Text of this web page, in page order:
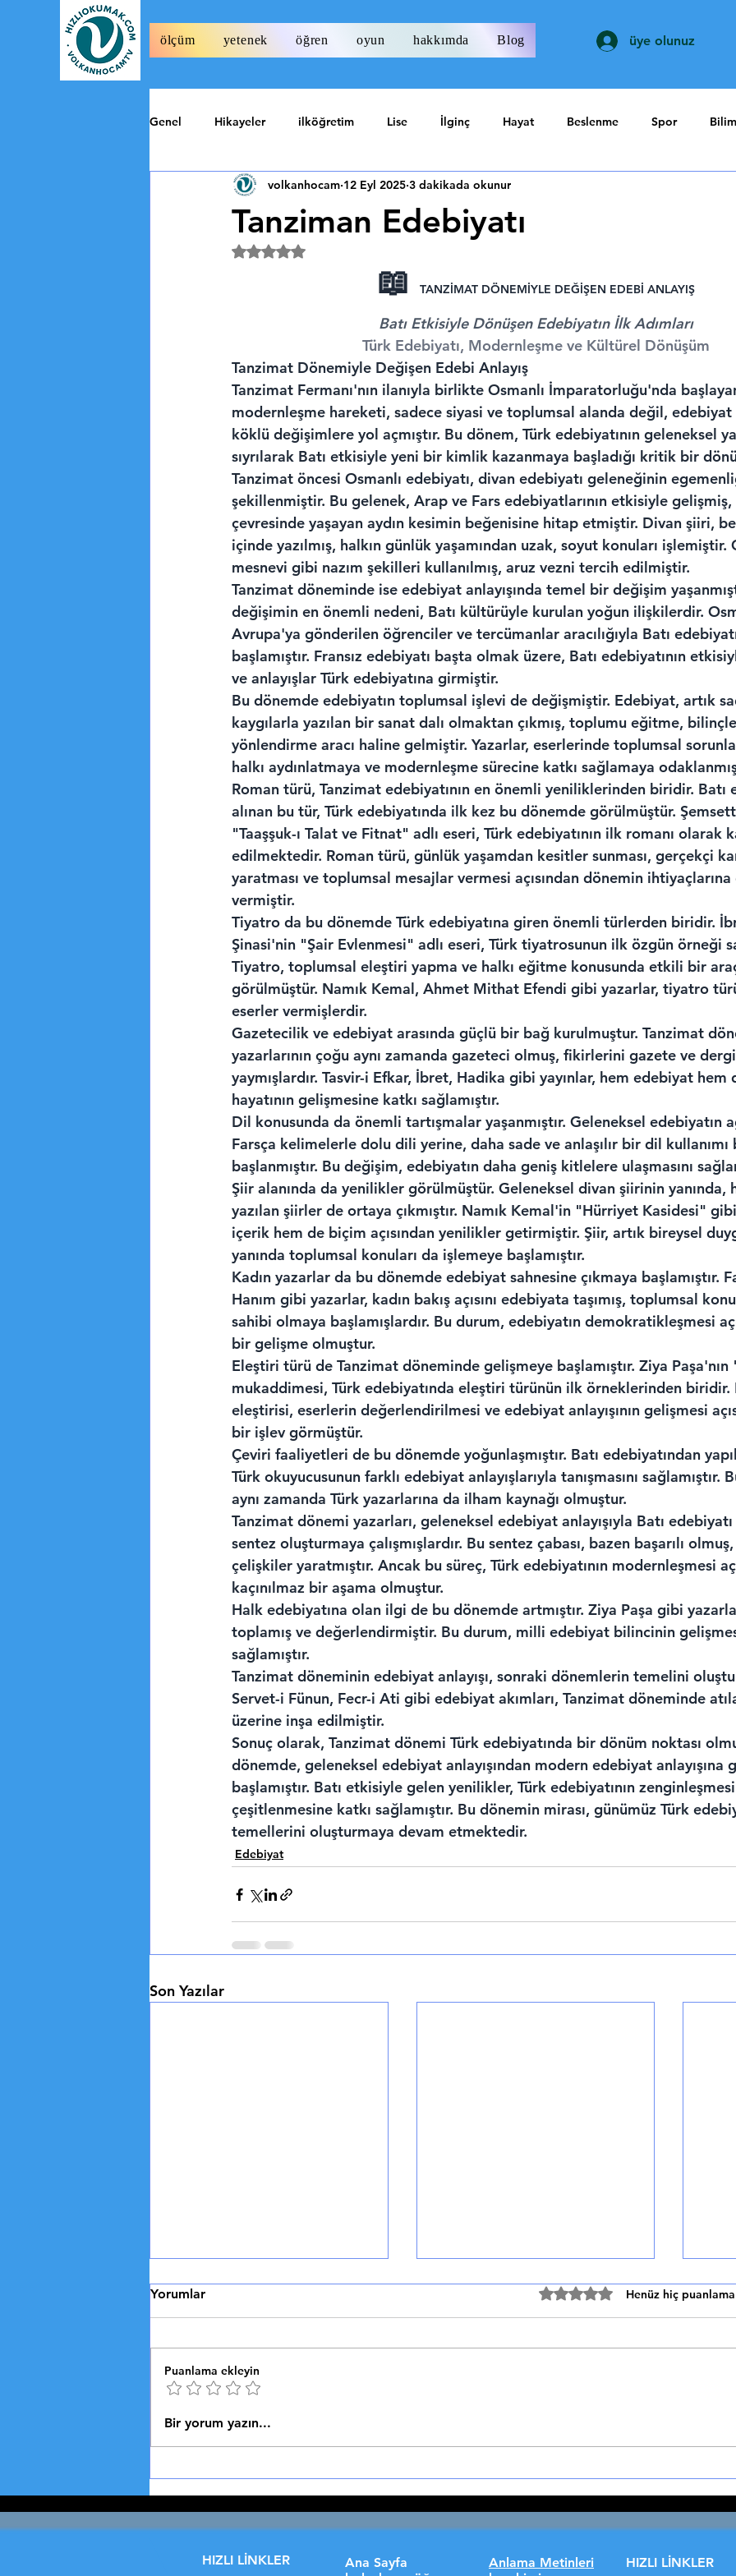
ölçüm yetenek öğren oyun hakkımda Blog üye olunuz
Genel Hikayeler ilköğretim Lise İlginç Hayat Beslenme Spor Bilim
Özel
Tanziman Edebiyatı
volkanhocam 12 Eyl 2025 3 dakikada okunur
5 üzerinden NaN yıldız
📖 TANZİMAT DÖNEMİYLE DEĞİŞEN EDEBİ ANLAYIŞ
Batı Etkisiyle Dönüşen Edebiyatın İlk Adımları
Türk Edebiyatı, Modernleşme ve Kültürel Dönüşüm
Tanzimat Dönemiyle Değişen Edebi Anlayış
Tanzimat Fermanı'nın ilanıyla birlikte Osmanlı İmparatorluğu'nda
modernleşme hareketi, sadece siyasi ve toplumsal alanda değil, edebiyat
köklü değişimlere yol açmıştır. Bu dönem, Türk edebiyatının geleneksel
sıyrılarak Batı etkisiyle yeni bir kimlik kazanmaya başladığı kritik bir
Tanzimat öncesi Osmanlı edebiyatı, divan edebiyatı geleneğinin
şekillenmiştir. Bu gelenek, Arap ve Fars edebiyatlarının etkisiyle gelişmiş,
çevresinde yaşayan aydın kesimin beğenisine hitap etmiştir. Divan şiiri,
içinde yazılmış, halkın günlük yaşamından uzak, soyut konuları işlemiştir.
mesnevi gibi nazım şekilleri kullanılmış, aruz vezni tercih edilmiştir.
Tanzimat döneminde ise edebiyat anlayışında temel bir değişim
değişimin en önemli nedeni, Batı kültürüyle kurulan yoğun ilişkilerdir.
Avrupa'ya gönderilen öğrenciler ve tercümanlar aracılığıyla Batı
başlamıştır. Fransız edebiyatı başta olmak üzere, Batı edebiyatının
ve anlayışlar Türk edebiyatına girmiştir.
Bu dönemde edebiyatın toplumsal işlevi de değişmiştir. Edebiyat, artık
kaygılarla yazılan bir sanat dalı olmaktan çıkmış, toplumu eğitme,
yönlendirme aracı haline gelmiştir. Yazarlar, eserlerinde toplumsal
halkı aydınlatmaya ve modernleşme sürecine katkı sağlamaya
Roman türü, Tanzimat edebiyatının en önemli yeniliklerinden biridir. Batı
alınan bu tür, Türk edebiyatında ilk kez bu dönemde görülmüştür.
"Taaşşuk-ı Talat ve Fitnat" adlı eseri, Türk edebiyatının ilk romanı olarak
edilmektedir. Roman türü, günlük yaşamdan kesitler sunması, gerçekçi
yaratması ve toplumsal mesajlar vermesi açısından dönemin ihtiyaçlarına
vermiştir.
Tiyatro da bu dönemde Türk edebiyatına giren önemli türlerden biridir.
Şinasi'nin "Şair Evlenmesi" adlı eseri, Türk tiyatrosunun ilk özgün örneği
Tiyatro, toplumsal eleştiri yapma ve halkı eğitme konusunda etkili bir
görülmüştür. Namık Kemal, Ahmet Mithat Efendi gibi yazarlar, tiyatro
eserler vermişlerdir.
Gazetecilik ve edebiyat arasında güçlü bir bağ kurulmuştur. Tanzimat
yazarlarının çoğu aynı zamanda gazeteci olmuş, fikirlerini gazete ve
yaymışlardır. Tasvir-i Efkar, İbret, Hadika gibi yayınlar, hem edebiyat hem
hayatının gelişmesine katkı sağlamıştır.
Dil konusunda da önemli tartışmalar yaşanmıştır. Geleneksel edebiyatın
Farsça kelimelerle dolu dili yerine, daha sade ve anlaşılır bir dil kullanımı
başlanmıştır. Bu değişim, edebiyatın daha geniş kitlelere ulaşmasını
Şiir alanında da yenilikler görülmüştür. Geleneksel divan şiirinin yanında,
yazılan şiirler de ortaya çıkmıştır. Namık Kemal'in "Hürriyet Kasidesi"
içerik hem de biçim açısından yenilikler getirmiştir. Şiir, artık bireysel
yanında toplumsal konuları da işlemeye başlamıştır.
Kadın yazarlar da bu dönemde edebiyat sahnesine çıkmaya başlamıştır.
Hanım gibi yazarlar, kadın bakış açısını edebiyata taşımış, toplumsal
sahibi olmaya başlamışlardır. Bu durum, edebiyatın demokratikleşmesi
bir gelişme olmuştur.
Eleştiri türü de Tanzimat döneminde gelişmeye başlamıştır. Ziya
mukaddimesi, Türk edebiyatında eleştiri türünün ilk örneklerinden biridir.
eleştirisi, eserlerin değerlendirilmesi ve edebiyat anlayışının gelişmesi
bir işlev görmüştür.
Çeviri faaliyetleri de bu dönemde yoğunlaşmıştır. Batı edebiyatından
Türk okuyucusunun farklı edebiyat anlayışlarıyla tanışmasını sağlamıştır.
aynı zamanda Türk yazarlarına da ilham kaynağı olmuştur.
Tanzimat dönemi yazarları, geleneksel edebiyat anlayışıyla Batı
sentez oluşturmaya çalışmışlardır. Bu sentez çabası, bazen başarılı
çelişkiler yaratmıştır. Ancak bu süreç, Türk edebiyatının modernleşmesi
kaçınılmaz bir aşama olmuştur.
Halk edebiyatına olan ilgi de bu dönemde artmıştır. Ziya Paşa gibi
toplamış ve değerlendirmiştir. Bu durum, milli edebiyat bilincinin
sağlamıştır.
Tanzimat döneminin edebiyat anlayışı, sonraki dönemlerin temelini
Servet-i Fünun, Fecr-i Ati gibi edebiyat akımları, Tanzimat döneminde
üzerine inşa edilmiştir.
Sonuç olarak, Tanzimat dönemi Türk edebiyatında bir dönüm noktası
dönemde, geleneksel edebiyat anlayışından modern edebiyat anlayışına
başlamıştır. Batı etkisiyle gelen yenilikler, Türk edebiyatının
çeşitlenmesine katkı sağlamıştır. Bu dönemin mirası, günümüz Türk
temellerini oluşturmaya devam etmektedir.
Edebiyat
Son Yazılar
Aruzdan Heceye Türk Şiiri
🎵 ARUZDAN HECEYE TÜRK
Şiir Tarihi Aruzdan Heceye Türk
Şiiri Türk şiirinin...
Batı Etkisindeki Türk
Yorumlar 5 üzerinden 0 yıldız
Henüz hiç
Puanlama ekleyin
Bir yorum yazın...
HIZLI LİNKLER
Ana Sayfa
Anlama Metinleri
HIZLI LİNKLER